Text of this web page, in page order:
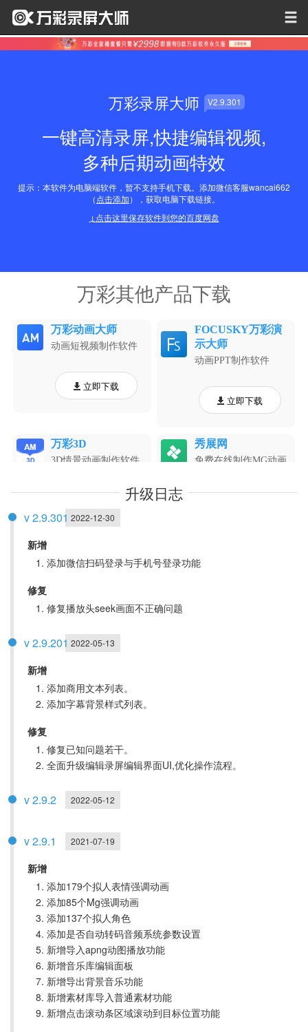
万彩录屏大师 V2.9.301
一键高清录屏,快捷编辑视频,
多种后期动画特效
提示：本软件为电脑端软件，暂不支持手机下载。添加微信客服wancai662
（ 点击添加），获取电脑下载链接。
↓点击这里保存软件到您的百度网盘
升级日志
2022-12-30
v 2.9.301
新增
添加微信扫码登录与手机号登录功能
修复
修复播放头seek画面不正确问题
2022-05-13
v 2.9.201
新增
添加商用文本列表。
添加字幕背景样式列表。
修复
修复已知问题若干。
全面升级编辑录屏编辑界面UI,优化操作流程。
2022-05-12
v 2.9.2
2021-07-19
v 2.9.1
新增
添加179个拟人表情强调动画
添加85个Mg强调动画
添加137个拟人角色
添加是否自动转码音频系统参数设置
新增导入apng动图播放功能
新增音乐库编辑面板
新增导出背景音乐功能
新增素材库导入普通素材功能
新增点击滚动条区域滚动到目标位置功能